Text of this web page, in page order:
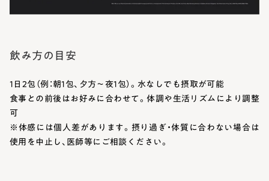
飲み方の目安
1日2包（例：朝1包、夕方～夜1包）。水なしでも摂取が可能
食事との前後はお好みに合わせて。体調や生活リズムにより調整
可
※体感には個人差があります。摂り過ぎ・体質に合わない場合は
使用を中止し、医師等にご相談ください。